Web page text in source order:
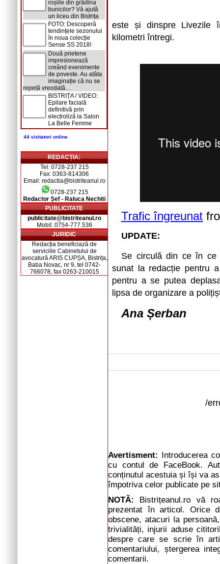
roșiile din grădina
bunicilor? Vă ajută
un liceu din Bistrița
FOTO: Descoperă
tendințele sezonului
în noua colecție
Sense SS 2018!
Două prietene
impresionează
creând evenimente
de poveste. Au atâta
imaginație că nu se
repetă vreodată…
BISTRIȚA / VIDEO:
Epilare facială
definitivă prin
electroliză la Salon
La Belle Femme
44 vizitatori online
REDACȚIA:
Tel: 0728-237 215
Fax: 0363-814306
Email: redactia@bistriteanul.ro
0728-237 215
Redactor Șef - Raluca Nechiti
PUBLICITATE
publicitate@bistriteanul.ro
Mobil: 0754-777.536
JURIDIC
Redacția beneficiază de
serviciile Cabinetului de
avocatură ARIS CUPȘA, Bistrița,
Baba Novac, nr 9, tel 0742-
766078, fax 0263-210015
este și dinspre Livezile
kilometri întregi.
Trafic îngreunat
UPDATE:
Se circulă din ce în ce
sunat la redacție pentru
pentru a se putea
lipsa de organizare a
Ana Șerban
/
Avertisment: Introducerea
cu contul de FaceBook.
conținutul acestuia și își va
împotriva celor publicate pe
NOTĂ: Bistrițeanul.ro vă
prezentat în articol. Orice
obscene, atacuri la
trivialități, injurii aduse
despre care se scrie în
comentariului, ștergerea
comentarii.